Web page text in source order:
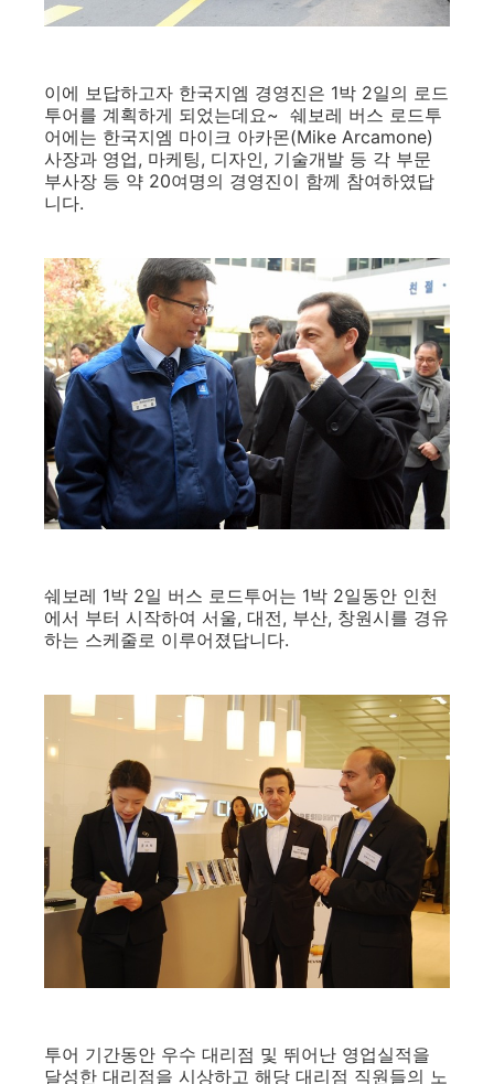
이에 보답하고자 한국지엠 경영진은 1박 2일의 로드
투어를 계획하게 되었는데요~ 쉐보레 버스 로드투
어에는 한국지엠 마이크 아카몬(Mike Arcamone)
사장과 영업, 마케팅, 디자인, 기술개발 등 각 부문
부사장 등 약 20여명의 경영진이 함께 참여하였답
니다.
쉐보레 1박 2일 버스 로드투어는 1박 2일동안 인천
에서 부터 시작하여 서울, 대전, 부산, 창원시를 경유
하는 스케줄로 이루어졌답니다.
투어 기간동안 우수 대리점 및 뛰어난 영업실적을
달성한 대리점을 시상하고 해당 대리점 직원들의 노